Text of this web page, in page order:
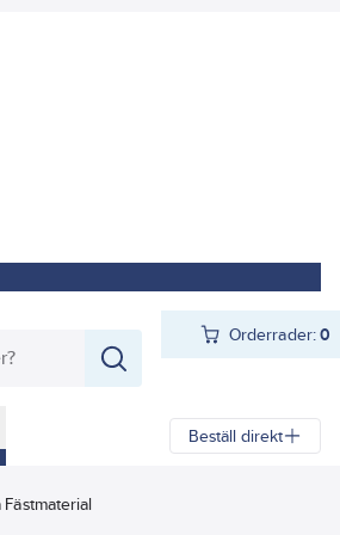
Orderrader:0
Beställ direkt
Fästmaterial